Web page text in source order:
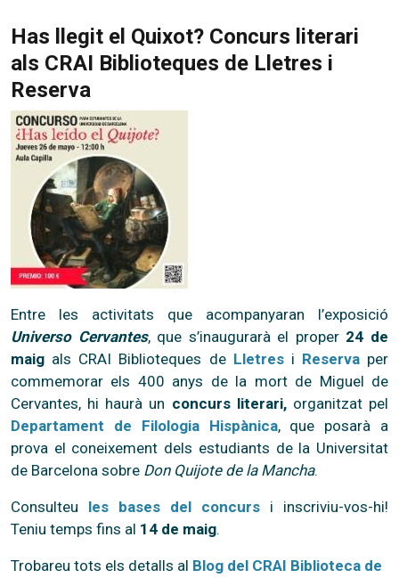
Has llegit el Quixot? Concurs literari
als CRAI Biblioteques de Lletres i
Reserva
Entre les activitats que acompanyaran l’exposició
Universo Cervantes, que s’inaugurarà el proper24 de
maig als CRAI Biblioteques de Lletresi Reservaper
commemorar els 400 anys de la mort de Miguel de
Cervantes, hi haurà un concurs literari, organitzat pel
Departament de Filologia Hispànica, que posarà a
prova el coneixement dels estudiants de la Universitat
de Barcelona sobre Don Quijote de la Mancha.
Consulteu les bases del concurs i inscriviu-vos-hi!
Teniu temps fins al 14 de maig.
Trobareu tots els detalls al Blog del CRAI Biblioteca de